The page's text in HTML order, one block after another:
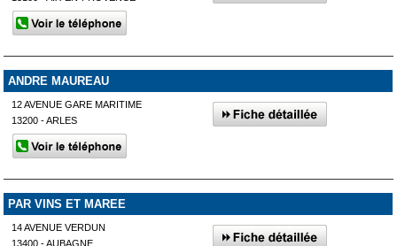
ANDRE MAUREAU
12 AVENUE GARE MARITIME
13200 - ARLES
PAR VINS ET MAREE
14 AVENUE VERDUN
13400 - AUBAGNE